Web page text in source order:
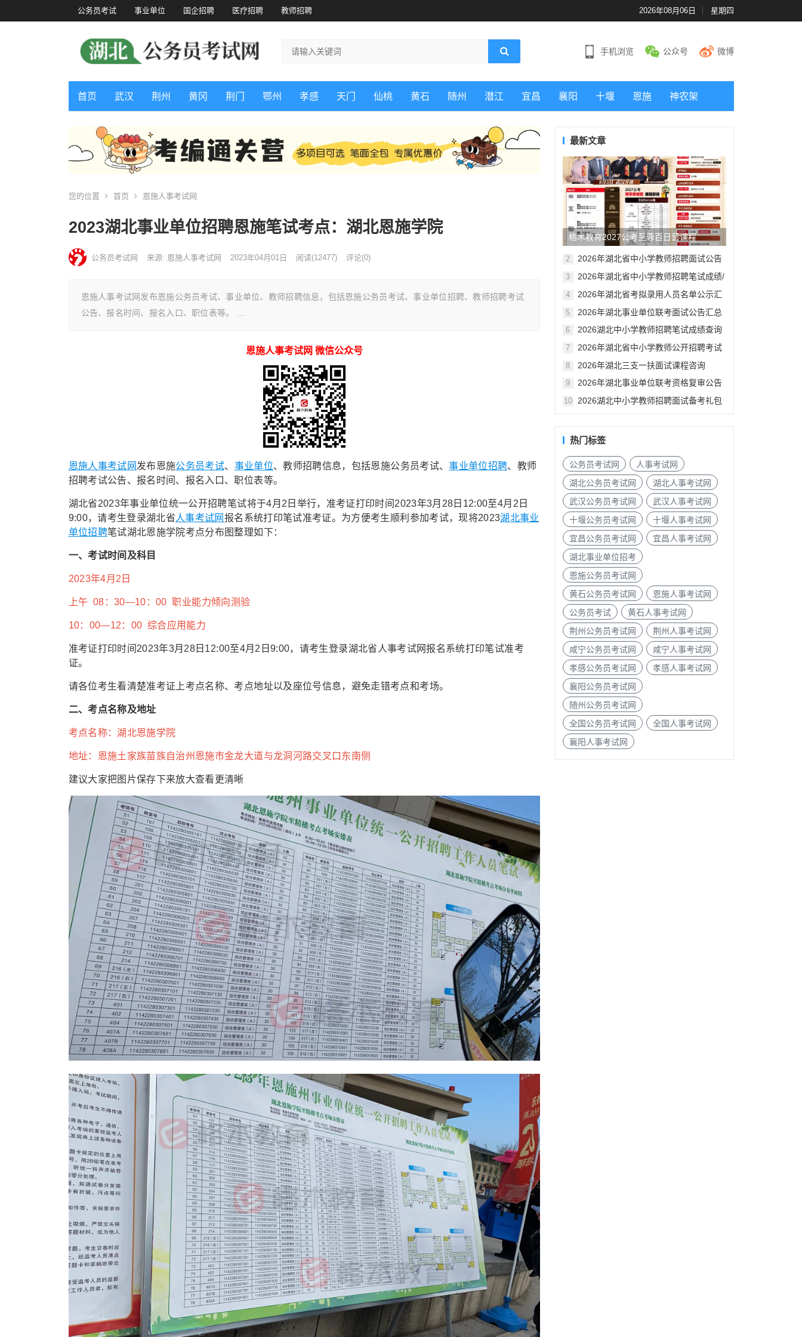
公务员考试 事业单位 国企招聘 医疗招聘 教师招聘 2026年08月06日 星期四
手机浏览 公众号 微博
首页 武汉 荆州 黄冈 荆门 鄂州 孝感 天门 仙桃 黄石 随州 潜江 宜昌 襄阳 十堰 恩施 神农架
您的位置 首页 恩施人事考试网
2023湖北事业单位招聘恩施笔试考点：湖北恩施学院
公务员考试网 来源: 恩施人事考试网 2023年04月01日 阅读(12477) 评论(0)
恩施人事考试网发布恩施公务员考试、事业单位、教师招聘信息，包括恩施公务员考试、事业单位招聘、教师招聘考试
公告、报名时间、报名入口、职位表等。 …
恩施人事考试网 微信公众号
恩施人事考试网 发布恩施公务员考试、 事业单位、教师招聘信息，包括恩施公务员考试、事业单位招聘、教师
招聘考试公告、报名时间、报名入口、职位表等。
湖北省2023年事业单位统一公开招聘笔试将于4月2日举行，准考证打印时间2023年3月28日12:00至4月2日
9:00，请考生登录湖北省人事考试网 报名系统打印笔试准考证。为方便考生顺利参加考试，现将2023湖北事业
单位招聘笔试湖北恩施学院考点分布图整理如下：
一、考试时间及科目
2023年4月2日
上午 08：30—10：00 职业能力倾向测验
10：00—12：00 综合应用能力
准考证打印时间2023年3月28日12:00至4月2日9:00，请考生登录湖北省人事考试网报名系统打印笔试准考
证。
请各位考生看清楚准考证上考点名称、考点地址以及座位号信息，避免走错考点和考场。
二、考点名称及地址
考点名称：湖北恩施学院
地址：恩施土家族苗族自治州恩施市金龙大道与龙洞河路交叉口东南侧
建议大家把图片保存下来放大查看更清晰
最新文章
格木教育2027公考至尊百日营课程
2
2026年湖北省中小学教师招聘面试公告
3
2026年湖北省中小学教师招聘笔试成绩/
4
2026年湖北省考拟录用人员名单公示汇
5 2026年湖北事业单位联考面试公告汇总
6
2026湖北中小学教师招聘笔试成绩查询
7
2026年湖北省中小学教师公开招聘考试
8 2026年湖北三支一扶面试课程咨询
9
2026年湖北事业单位联考资格复审公告
10 2026湖北中小学教师招聘面试备考礼包
热门标签
公务员考试网
人事考试网
湖北公务员考试网
湖北人事考试网
武汉公务员考试网
武汉人事考试网
十堰公务员考试网
十堰人事考试网
宜昌公务员考试网
宜昌人事考试网
湖北事业单位招考
恩施公务员考试网
黄石公务员考试网
恩施人事考试网
公务员考试
黄石人事考试网
荆州公务员考试网
荆州人事考试网
咸宁公务员考试网
咸宁人事考试网
孝感公务员考试网
孝感人事考试网
襄阳公务员考试网
随州公务员考试网
全国公务员考试网
全国人事考试网
襄阳人事考试网